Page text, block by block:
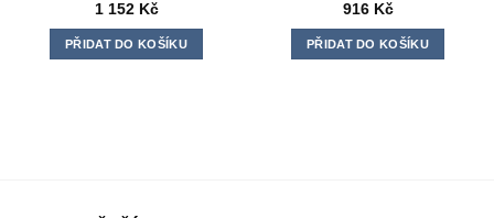
1 152 Kč
PŘIDAT DO KOŠÍKU
916 Kč
PŘIDAT DO KOŠÍKU